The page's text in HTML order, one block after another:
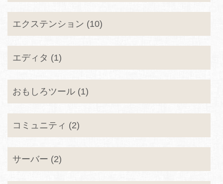
エクステンション (10)
エディタ (1)
おもしろツール (1)
コミュニティ (2)
サーバー (2)